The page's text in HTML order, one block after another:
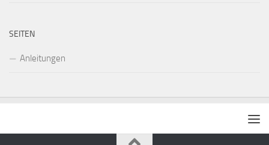
SEITEN
Anleitungen